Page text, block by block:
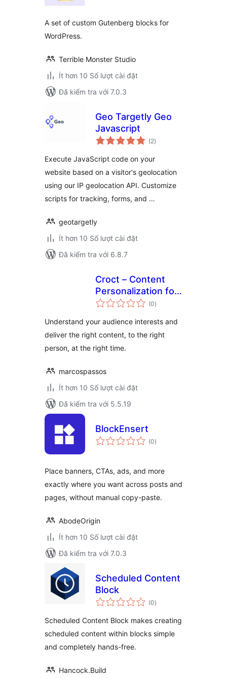
A set of custom Gutenberg blocks for
WordPress.
Terrible Monster Studio
Ít hơn 10 Số lượt cài đặt
Đã kiểm tra với 7.0.3
Geo Targetly Geo
Javascript
(2tổng
đánh
)
Execute JavaScript code on your
website based on a visitor's geolocation
using our IP geolocation API. Customize
scripts for tracking, forms, and …
geotargetly
Ít hơn 10 Số lượt cài đặt
Đã kiểm tra với 6.8.7
Croct – Content
Personalization for
WordPress
(0tổng
đánh
)
Understand your audience interests and
deliver the right content, to the right
person, at the right time.
marcospassos
Ít hơn 10 Số lượt cài đặt
Đã kiểm tra với 5.5.19
BlockEnsert
(0tổng
đánh
)
Place banners, CTAs, ads, and more
exactly where you want across posts and
pages, without manual copy-paste.
AbodeOrigin
Ít hơn 10 Số lượt cài đặt
Đã kiểm tra với 7.0.3
Scheduled Content
Block
(0tổng
đánh
)
Scheduled Content Block makes creating
scheduled content within blocks simple
and completely hands-free.
Hancock.Build